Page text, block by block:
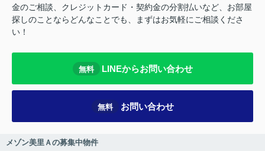
金のご相談、クレジットカード・契約金の分割払いなど、お部屋
探しのことならどんなことでも、まずはお気軽にご相談くださ
い！
無料 LINEからお問い合わせ
無料 お問い合わせ
メゾン美里Ａの募集中物件